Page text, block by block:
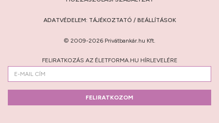
ADATVÉDELEM: TÁJÉKOZTATÓ / BEÁLLÍTÁSOK
© 2009-2026 Privátbankár.hu Kft.
FELIRATKOZÁS AZ ÉLETFORMA.HU HÍRLEVELÉRE
FELIRATKOZOM